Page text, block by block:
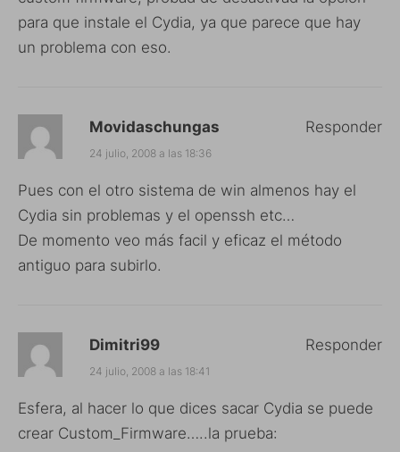
para que instale el Cydia, ya que parece que hay
un problema con eso.
Movidaschungas
24 julio, 2008 a las 18:36
Pues con el otro sistema de win almenos hay el
Cydia sin problemas y el openssh etc…
De momento veo más facil y eficaz el método
antiguo para subirlo.
Responder
Dimitri99
24 julio, 2008 a las 18:41
Esfera, al hacer lo que dices sacar Cydia se puede
crear Custom_Firmware…..la prueba:
Responder